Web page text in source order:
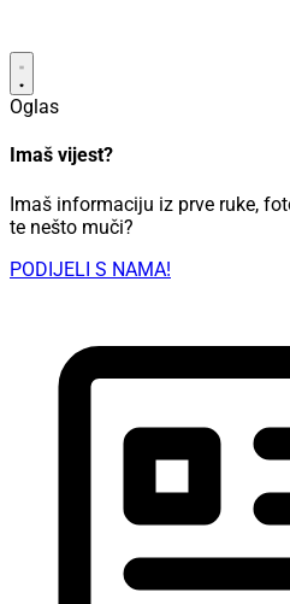
Oglas
Imaš vijest?
Imaš informaciju iz prve ruke,
te nešto muči?
PODIJELI S NAMA!